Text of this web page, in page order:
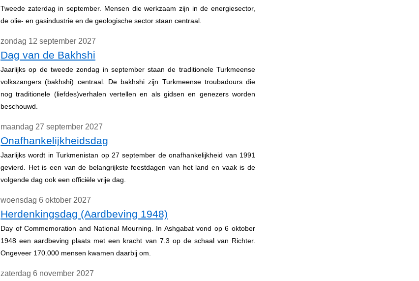
Tweede zaterdag in september. Mensen die werkzaam zijn in de energiesector,
de olie- en gasindustrie en de geologische sector staan centraal.
zondag 12 september 2027
Dag van de Bakhshi
Jaarlijks op de tweede zondag in september staan de traditionele Turkmeense
volkszangers (bakhshi) centraal. De bakhshi zijn Turkmeense troubadours die
nog traditionele (liefdes)verhalen vertellen en als gidsen en genezers worden
beschouwd.
maandag 27 september 2027
Onafhankelijkheidsdag
Jaarlijks wordt in Turkmenistan op 27 september de onafhankelijkheid van 1991
gevierd. Het is een van de belangrijkste feestdagen van het land en vaak is de
volgende dag ook een officiële vrije dag.
woensdag 6 oktober 2027
Herdenkingsdag (Aardbeving 1948)
Day of Commemoration and National Mourning. In Ashgabat vond op 6 oktober
1948 een aardbeving plaats met een kracht van 7.3 op de schaal van Richter.
Ongeveer 170.000 mensen kwamen daarbij om.
zaterdag 6 november 2027